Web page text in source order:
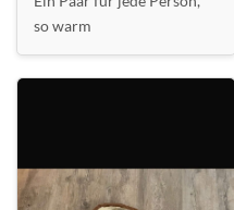
so warm